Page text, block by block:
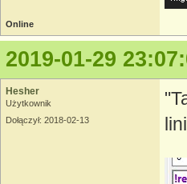
Online
2019-01-29
Hesher
Użytkownik
Dołączył: 2018-02-13